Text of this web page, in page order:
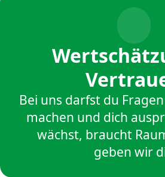
Bei uns darfst du
machen und dich
wächst, braucht
geben wir